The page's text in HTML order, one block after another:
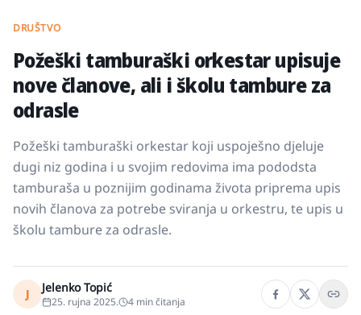
Županija
DRUŠTVO
Požeški tamburaški orkestar upisuje
nove članove, ali i školu tambure za
odrasle
Požeški tamburaški orkestar koji uspoješno djeluje
dugi niz godina i u svojim redovima ima pododsta
tamburaša u poznijim godinama života priprema upis
novih članova za potrebe sviranja u orkestru, te upis u
školu tambure za odrasle.
J Jelenko Topić
25. rujna 2025. 4 min čitanja